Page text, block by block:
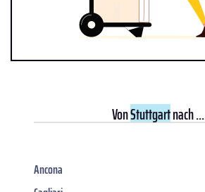
VonStuttgartnach ...
Ancona